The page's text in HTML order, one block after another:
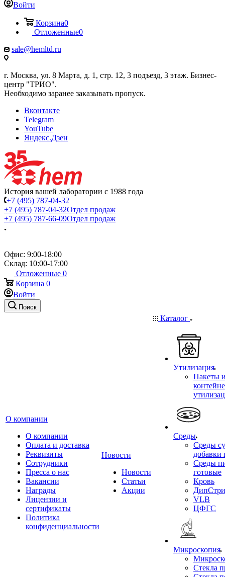
Войти
Корзина0
Отложенные0
sale@hemltd.ru
г. Москва, ул. 8 Марта, д. 1, стр. 12, 3 подъезд, 3 этаж. Бизнес-
центр "ТРИО".
Необходимо заранее заказывать пропуск.
Вконтакте
Telegram
YouTube
Яндекс.Дзен
История вашей лаборатории с 1988 года
+7 (495) 787-04-32
+7 (495) 787-04-32Отдел продаж
+7 (495) 787-66-09Отдел продаж
Офис: 9:00-18:00
Склад: 10:00-17:00
Отложенные 0
Корзина 0
Войти
Поиск
О компании
О компании
Оплата и доставка
Реквизиты
Сотрудники
Пресса о нас
Вакансии
Награды
Лицензии и
сертификаты
Политика
конфиденциальности
Новости
Новости
Статьи
Акции
Каталог
Утилизация
Пакеты
Среды
Среды
добавки
Среды
готовые
Кровь
VLB
ЦФГС
Микроскопия
Стекла